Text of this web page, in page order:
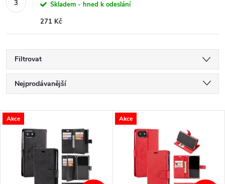
Skladem - hned k odeslání
271 Kč
Filtrovat
Ř
a
Nejprodávanější
Nejdražší
Abecedně
V
Akce Akce